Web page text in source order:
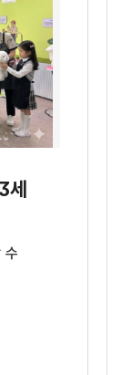
세
수